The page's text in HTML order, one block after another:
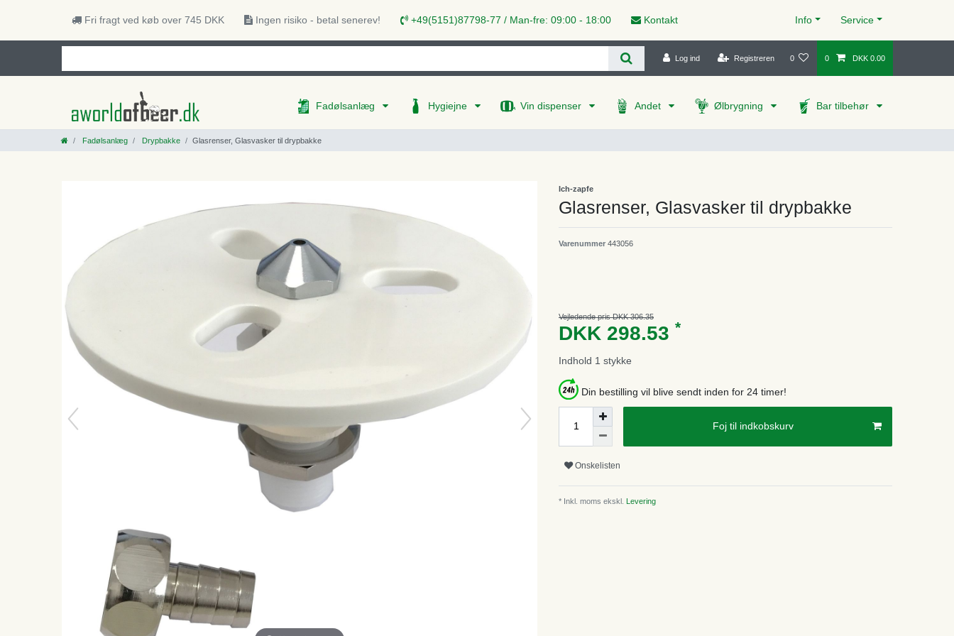
Fri fragt ved køb over 745 DKK Ingen risiko - betal senerev! +49(5151)87798-77 / Man-fre: 09:00 - 18:00 Kontakt Info Service
Log ind Registreren 0 0 DKK 0.00
Fadølsanlæg Hygiejne Vin dispenser Andet Ølbrygning Bar tilbehør
Fadølsanlæg Drypbakke Glasrenser, Glasvasker til drypbakke
Ich-zapfe
Glasrenser, Glasvasker til drypbakke
Varenummer 443056
Vejledende pris DKK 306.35
DKK 298.53 *
Indhold 1 stykke
Din bestilling vil blive sendt inden for 24 timer!
Foj til indkobskurv
Onskelisten
* Inkl. moms ekskl. Levering